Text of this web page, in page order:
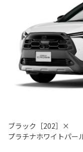
ブラック［202］×
プラチナホワイトパー